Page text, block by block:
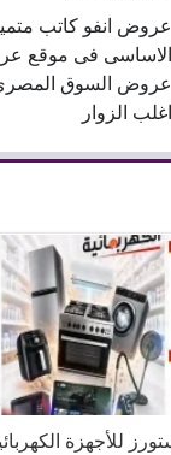
عروض انفو كاتب
الاساسى فى موقع
عروض السوق المصرى
اغلب الزوار